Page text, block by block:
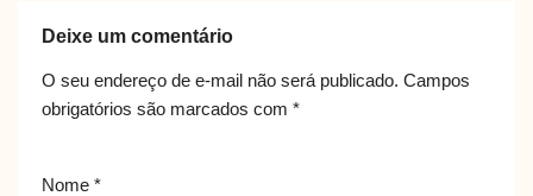
Deixe um comentário
O seu endereço de e-mail não será publicado. Campos
obrigatórios são marcados com *
Nome *